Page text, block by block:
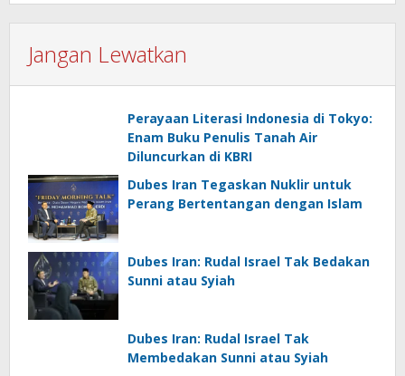
Jangan Lewatkan
Perayaan Literasi Indonesia di Tokyo:
Enam Buku Penulis Tanah Air
Diluncurkan di KBRI
Dubes Iran Tegaskan Nuklir untuk
Perang Bertentangan dengan Islam
Dubes Iran: Rudal Israel Tak Bedakan
Sunni atau Syiah
Dubes Iran: Rudal Israel Tak
Membedakan Sunni atau Syiah